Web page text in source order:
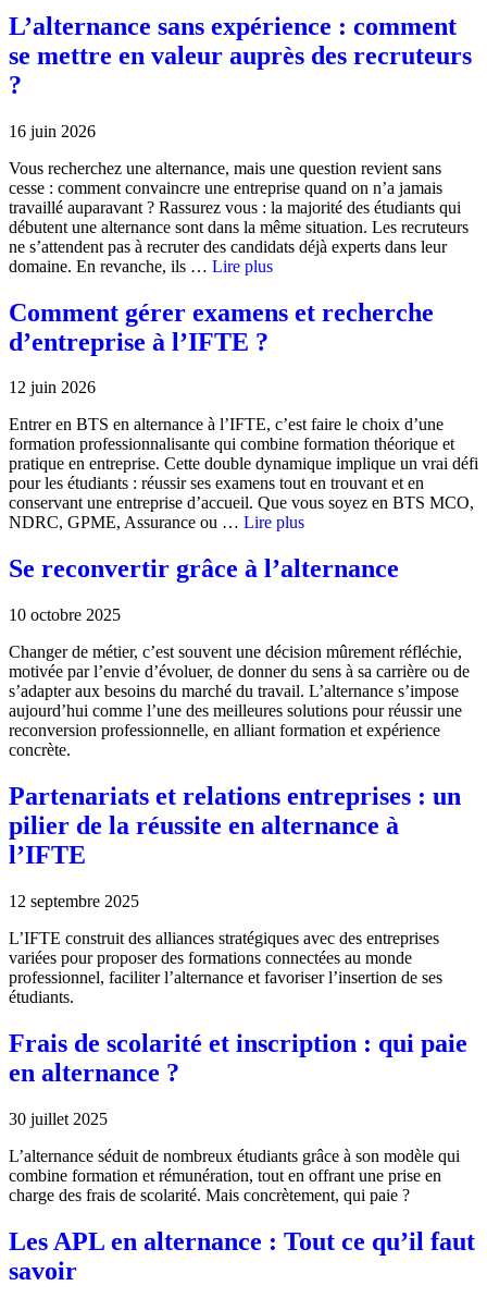
L’alternance sans expérience : comment
se mettre en valeur auprès des recruteurs
?
16 juin 2026
Vous recherchez une alternance, mais une question revient sans
cesse : comment convaincre une entreprise quand on n’a jamais
travaillé auparavant ? Rassurez vous : la majorité des étudiants qui
débutent une alternance sont dans la même situation. Les recruteurs
ne s’attendent pas à recruter des candidats déjà experts dans leur
domaine. En revanche, ils … Lire plus
Comment gérer examens et recherche
d’entreprise à l’IFTE ?
12 juin 2026
Entrer en BTS en alternance à l’IFTE, c’est faire le choix d’une
formation professionnalisante qui combine formation théorique et
pratique en entreprise. Cette double dynamique implique un vrai défi
pour les étudiants : réussir ses examens tout en trouvant et en
conservant une entreprise d’accueil. Que vous soyez en BTS MCO,
NDRC, GPME, Assurance ou … Lire plus
Se reconvertir grâce à l’alternance
10 octobre 2025
Changer de métier, c’est souvent une décision mûrement réfléchie,
motivée par l’envie d’évoluer, de donner du sens à sa carrière ou de
s’adapter aux besoins du marché du travail. L’alternance s’impose
aujourd’hui comme l’une des meilleures solutions pour réussir une
reconversion professionnelle, en alliant formation et expérience
concrète.
Partenariats et relations entreprises : un
pilier de la réussite en alternance à
l’IFTE
12 septembre 2025
L’IFTE construit des alliances stratégiques avec des entreprises
variées pour proposer des formations connectées au monde
professionnel, faciliter l’alternance et favoriser l’insertion de ses
étudiants.
Frais de scolarité et inscription : qui paie
en alternance ?
30 juillet 2025
L’alternance séduit de nombreux étudiants grâce à son modèle qui
combine formation et rémunération, tout en offrant une prise en
charge des frais de scolarité. Mais concrètement, qui paie ?
Les APL en alternance : Tout ce qu’il faut
savoir